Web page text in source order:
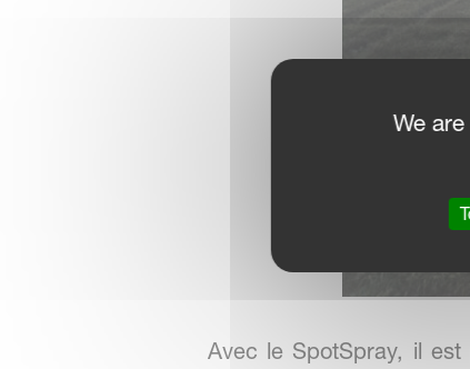
Avec le SpotSpray, il
We